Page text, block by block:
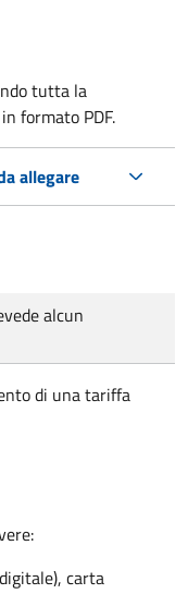
tutta la
formato PDF.
allegare
alcun
di una tariffa
carta